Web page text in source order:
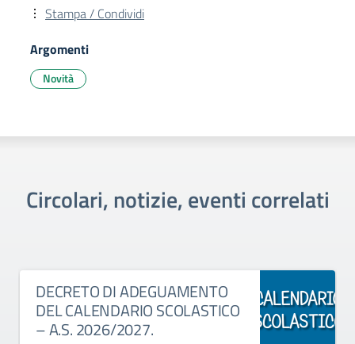
Stampa / Condividi
Argomenti
Novità
Circolari, notizie, eventi correlati
DECRETO DI ADEGUAMENTO
DEL CALENDARIO SCOLASTICO
– A.S. 2026/2027.